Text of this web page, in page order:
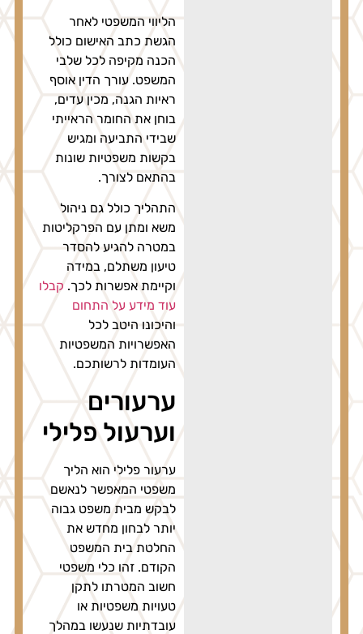
הליווי המשפטי לאחר
הגשת כתב האישום כולל
הכנה מקיפה לכל שלבי
המשפט. עורך הדין אוסף
ראיות הגנה, מכין עדים,
בוחן את החומר הראייתי
שבידי התביעה ומגיש
בקשות משפטיות שונות
בהתאם לצורך.
התהליך כולל גם ניהול
משא ומתן עם הפרקליטות
במטרה להגיע להסדר
טיעון משתלם, במידה
וקיימת אפשרות לכך.קבלו
עוד מידע על התחום
והיכונו היטב לכל
האפשרויות המשפטיות
העומדות לרשותכם.
ערעורים
וערעול פלילי
ערעור פלילי הוא הליך
משפטי המאפשר לנאשם
לבקש מבית משפט גבוה
יותר לבחון מחדש את
החלטת בית המשפט
הקודם. זהו כלי משפטי
חשוב המטרתו לתקן
טעויות משפטיות או
עובדתיות שנעשו במהלך